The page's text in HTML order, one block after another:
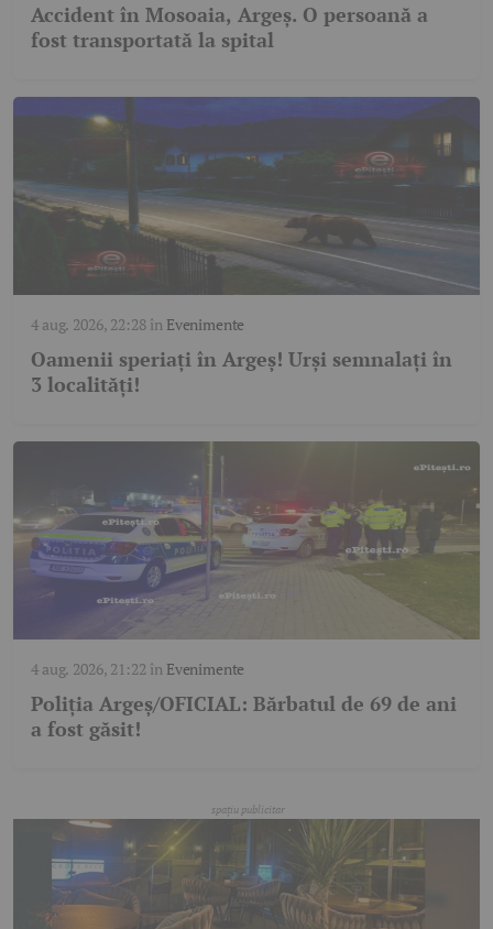
Accident în Mosoaia, Argeș. O persoană a
fost transportată la spital
4 aug. 2026, 22:28în Evenimente
Oamenii speriați în Argeș! Urși semnalați în
3 localități!
4 aug. 2026, 21:22 în Evenimente
Poliția Argeș/OFICIAL: Bărbatul de 69 de ani
a fost găsit!